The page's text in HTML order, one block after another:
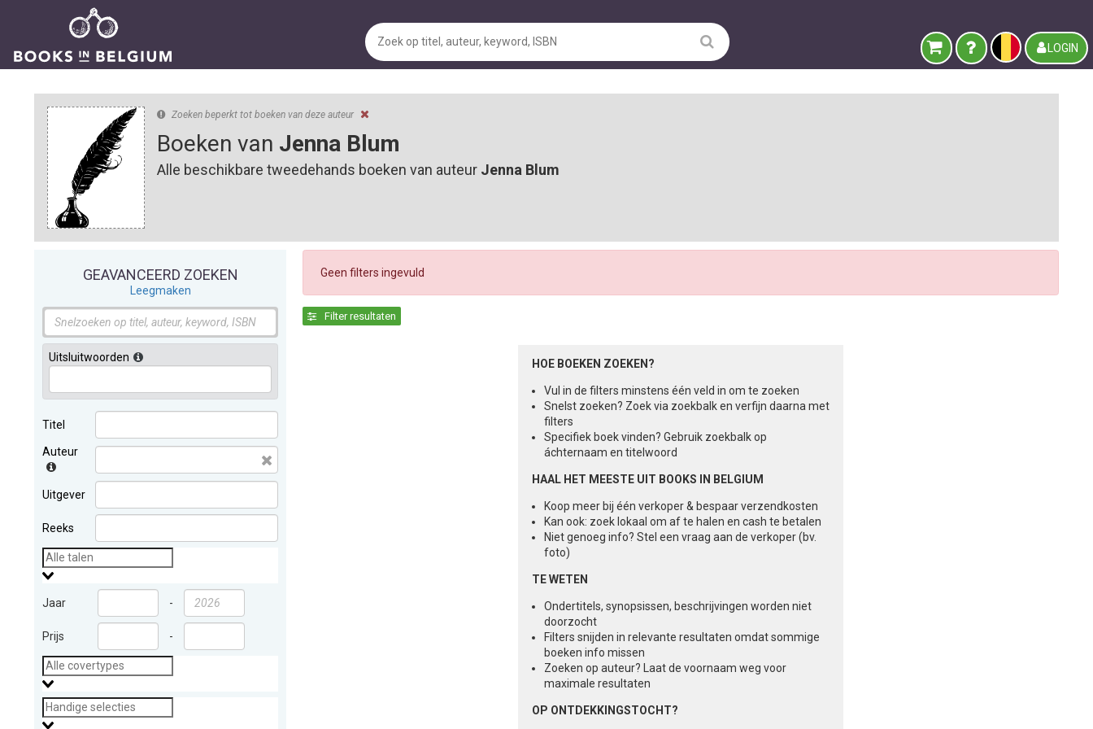
LOGIN
Zoeken beperkt tot boeken van deze auteur
Boeken van Jenna Blum
Alle beschikbare tweedehands boeken van auteur Jenna Blum
GEAVANCEERD ZOEKEN
Leegmaken
Uitsluitwoorden
Titel
Auteur
Uitgever
Reeks
Jaar -
Prijs -
Geen filters ingevuld
Filter resultaten
HOE BOEKEN ZOEKEN?
Vul in de filters minstens één veld in om te zoeken
Snelst zoeken? Zoek via zoekbalk en verfijn daarna met
filters
Specifiek boek vinden? Gebruik zoekbalk op
áchternaam en titelwoord
HAAL HET MEESTE UIT BOOKS IN BELGIUM
Koop meer bij één verkoper & bespaar verzendkosten
Kan ook: zoek lokaal om af te halen en cash te betalen
Niet genoeg info? Stel een vraag aan de verkoper (bv.
foto)
TE WETEN
Ondertitels, synopsissen, beschrijvingen worden niet
doorzocht
Filters snijden in relevante resultaten omdat sommige
boeken info missen
Zoeken op auteur? Laat de voornaam weg voor
maximale resultaten
OP ONTDEKKINGSTOCHT?